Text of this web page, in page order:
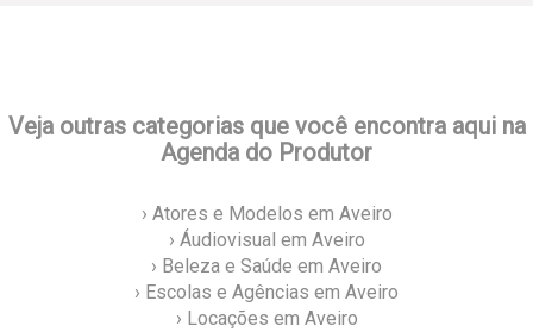
Veja outras categorias que você encontra aqui na
Agenda do Produtor
› Atores e Modelos em Aveiro
› Áudiovisual em Aveiro
› Beleza e Saúde em Aveiro
› Escolas e Agências em Aveiro
› Locações em Aveiro